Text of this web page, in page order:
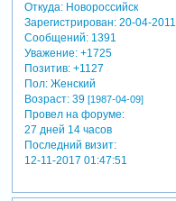
Откуда:Новороссийск
Зарегистрирован: 20-04-2011
Сообщений:1391
Уважение: +1725
Позитив: +1127
Пол:Женский
Возраст:39 [1987-04-09]
Провел на форуме:
27 дней 14 часов
Последний визит:
12-11-2017 01:47:51